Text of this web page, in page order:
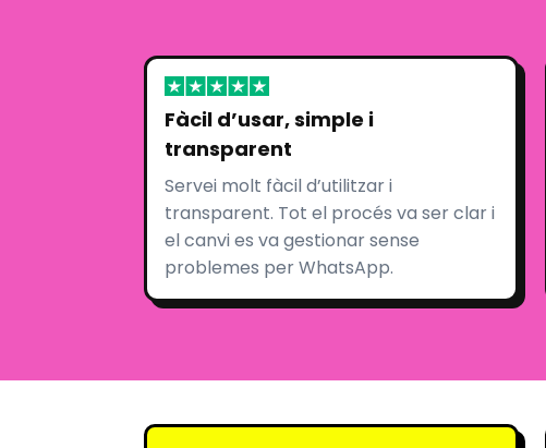
Fàcil d’usar, simple i
transparent
Servei molt fàcil d’utilitzar i
transparent. Tot el procés va ser clar i
el canvi es va gestionar sense
problemes per WhatsApp.